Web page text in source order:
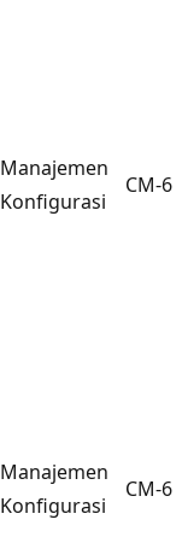
Manajemen
Konfigurasi
CM-6
Manajemen
Konfigurasi
CM-6